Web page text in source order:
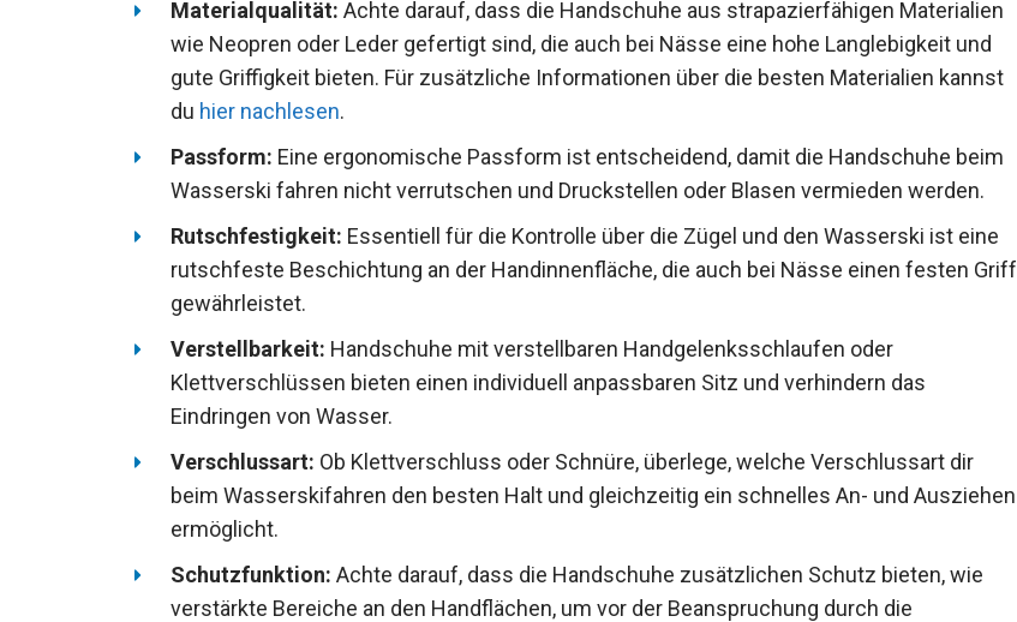
Materialqualität: Achte darauf, dass die Handschuhe aus strapazierfähigen Materialien
wie Neopren oder Leder gefertigt sind, die auch bei Nässe eine hohe Langlebigkeit und
gute Griffigkeit bieten. Für zusätzliche Informationen über die besten Materialien kannst
du hier nachlesen.
Passform: Eine ergonomische Passform ist entscheidend, damit die Handschuhe beim
Wasserski fahren nicht verrutschen und Druckstellen oder Blasen vermieden werden.
Rutschfestigkeit: Essentiell für die Kontrolle über die Zügel und den Wasserski ist eine
rutschfeste Beschichtung an der Handinnenfläche, die auch bei Nässe einen festen Griff
gewährleistet.
Verstellbarkeit: Handschuhe mit verstellbaren Handgelenksschlaufen oder
Klettverschlüssen bieten einen individuell anpassbaren Sitz und verhindern das
Eindringen von Wasser.
Verschlussart: Ob Klettverschluss oder Schnüre, überlege, welche Verschlussart dir
beim Wasserskifahren den besten Halt und gleichzeitig ein schnelles An- und Ausziehen
ermöglicht.
Schutzfunktion: Achte darauf, dass die Handschuhe zusätzlichen Schutz bieten, wie
verstärkte Bereiche an den Handflächen, um vor der Beanspruchung durch die